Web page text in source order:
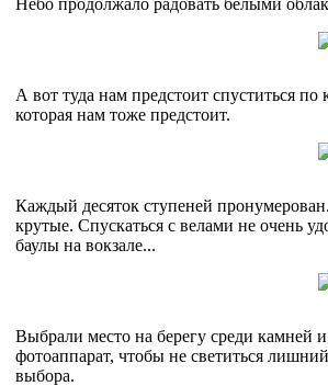
А вот туда нам предстоит спуститься
которая нам тоже предстоит.
Каждый десяток ступеней
крутые. Спускаться с велами не очень
баулы на вокзале...
Выбрали место на берегу среди камней
фотоаппарат, чтобы не светиться
выбора.